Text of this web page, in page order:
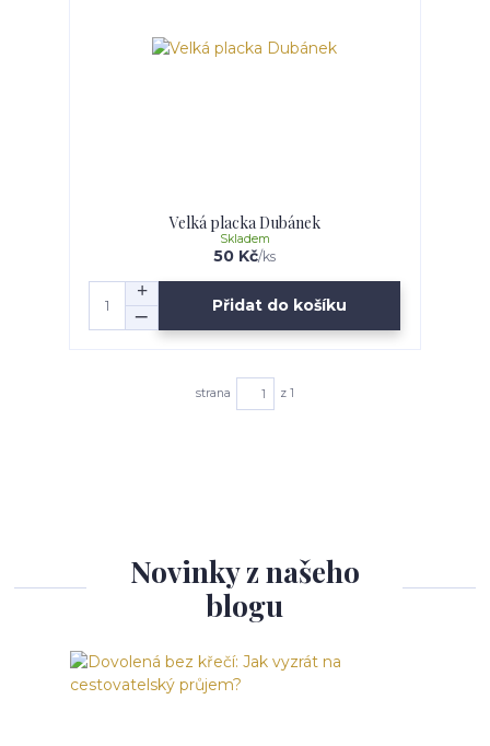
Velká placka Dubánek
50 Kč/ks
Skladem
Přidat do košíku
strana z 1
Novinky z našeho
blogu